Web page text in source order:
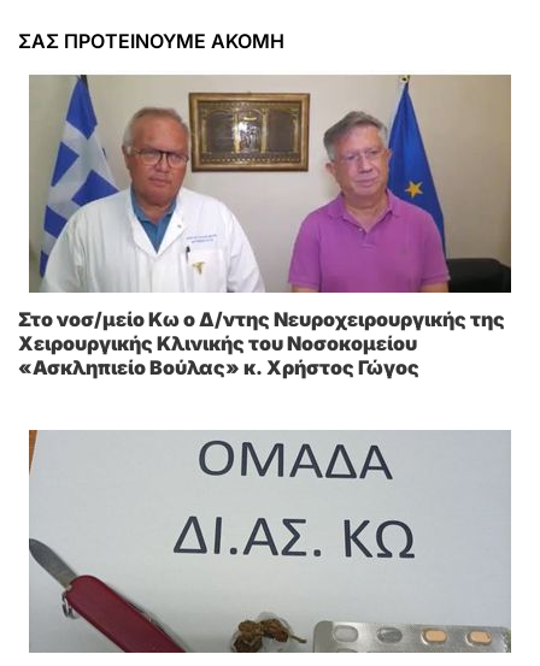
ΣΑΣ ΠΡΟΤΕΙΝΟΥΜΕ ΑΚΟΜΗ
Στο νοσ/μείο Κω ο Δ/ντης Νευροχειρουργικής της
Χειρουργικής Κλινικής του Νοσοκομείου
«Ασκληπιείο Βούλας» κ. Χρήστος Γώγος